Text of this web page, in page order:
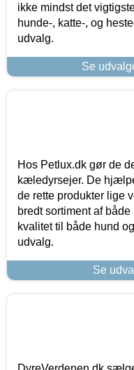
ikke mindst det
hunde-, katte-, og
udvalg.
Se
Hos Petlux.dk gør de
kæledyrsejer. De
de rette produkter lige
bredt sortiment af
kvalitet til både hund
udvalg.
Se